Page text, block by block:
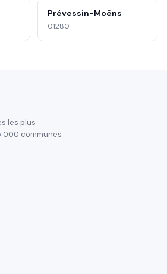
Prévessin-Moëns
01280
les plus
000 communes